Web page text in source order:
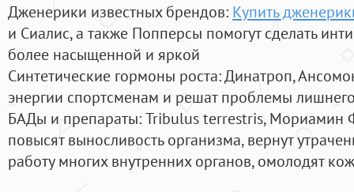
Дженерики известных брендов: Купить
и Сиалис, а также Попперсы помогут сделать
более насыщенной и яркой
Синтетические гормоны роста: Динатроп,
энергии спортсменам и решат проблемы
БАДы и препараты:Tribulus terrestris, Мориамин
повысят выносливость организма, вернут
работу многих внутренних органов, омолодят